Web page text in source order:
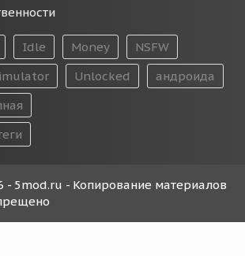
Idle Money
NSFW
Unlocked
андроида
- 5mod.ru - Копирование материалов